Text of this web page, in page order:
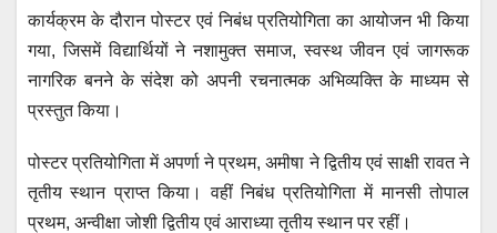
कार्यक्रम के दौरान पोस्टर एवं निबंध प्रतियोगिता का आयोजन भी किया
गया, जिसमें विद्यार्थियों ने नशामुक्त समाज, स्वस्थ जीवन एवं जागरूक
नागरिक बनने के संदेश को अपनी रचनात्मक अभिव्यक्ति के माध्यम से
प्रस्तुत किया।
पोस्टर प्रतियोगिता में अपर्णा ने प्रथम, अमीषा ने द्वितीय एवं साक्षी रावत ने
तृतीय स्थान प्राप्त किया। वहीं निबंध प्रतियोगिता में मानसी तोपाल
प्रथम, अन्वीक्षा जोशी द्वितीय एवं आराध्या तृतीय स्थान पर रहीं।